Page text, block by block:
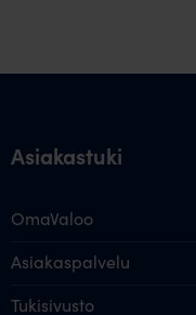
Asiakastuki
OmaValoo
Asiakaspalvelu
Tukisivusto